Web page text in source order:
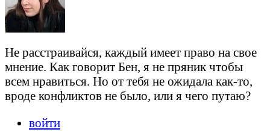
Не расстраивайся, каждый имеет право на свое
мнение. Как говорит Бен, я не пряник чтобы
всем нравиться. Но от тебя не ожидала как-то,
вроде конфликтов не было, или я чего путаю?
войти